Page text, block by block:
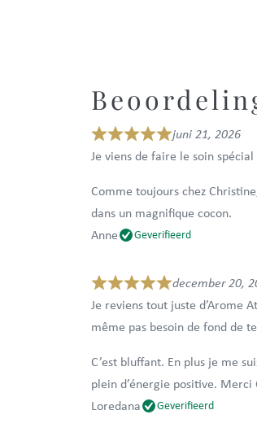
juni 21, 2026
Je viens de faire le soin
Comme toujours chez
dans un magnifique cocon.
Anne
Geverifieerd
december 20,
Je reviens tout juste d’Arome
même pas besoin de fond de
C’est bluffant. En plus je me
plein d’énergie positive. Merci
Loredana
Geverifieerd